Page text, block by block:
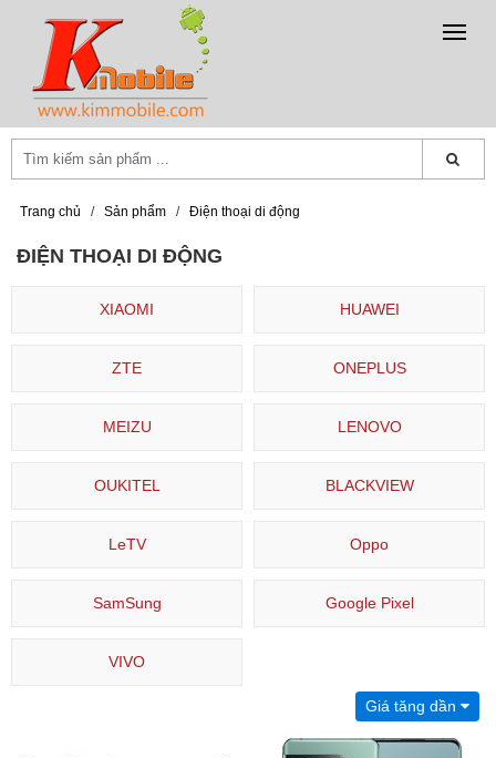
Trang chủ / Sản phẩm / Điện thoại di động
ĐIỆN THOẠI DI ĐỘNG
XIAOMI HUAWEI
ZTE ONEPLUS
MEIZU LENOVO
OUKITEL BLACKVIEW
LeTV Oppo
SamSung Google Pixel
VIVO
Giá tăng dần